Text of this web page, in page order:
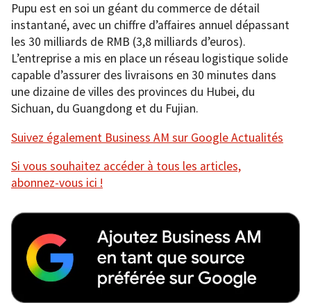
Pupu est en soi un géant du commerce de détail
instantané, avec un chiffre d’affaires annuel dépassant
les 30 milliards de RMB (3,8 milliards d’euros).
L’entreprise a mis en place un réseau logistique solide
capable d’assurer des livraisons en 30 minutes dans
une dizaine de villes des provinces du Hubei, du
Sichuan, du Guangdong et du Fujian.
Suivez également Business AM sur Google Actualités
Si vous souhaitez accéder à tous les articles,
abonnez-vous ici !